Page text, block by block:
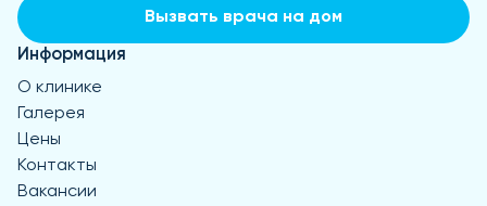
Вызвать врача на дом
Информация
О клинике
Галерея
Цены
Контакты
Вакансии